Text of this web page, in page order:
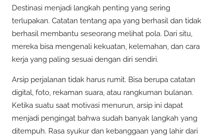
Destinasi menjadi langkah penting yang sering
terlupakan. Catatan tentang apa yang berhasil dan tidak
berhasil membantu seseorang melihat pola. Dari situ,
mereka bisa mengenali kekuatan, kelemahan, dan cara
kerja yang paling sesuai dengan diri sendiri.
Arsip perjalanan tidak harus rumit. Bisa berupa catatan
digital, foto, rekaman suara, atau rangkuman bulanan.
Ketika suatu saat motivasi menurun, arsip ini dapat
menjadi pengingat bahwa sudah banyak langkah yang
ditempuh. Rasa syukur dan kebanggaan yang lahir dari